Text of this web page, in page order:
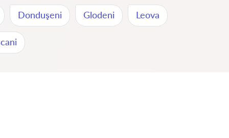
Donduşeni Glodeni Leova